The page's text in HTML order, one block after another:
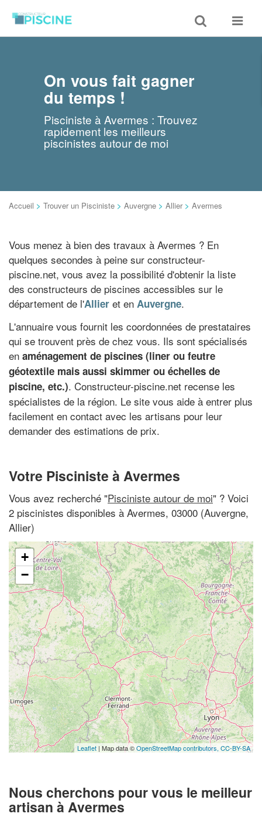
Toggle
search
Toggle
On vous fait gagner
du temps !
Pisciniste à Avermes : Trouvez
rapidement les meilleurs
piscinistes autour de moi
Accueil > Trouver un Pisciniste > Auvergne > Allier > Avermes
Vous menez à bien des travaux à Avermes ? En
quelques secondes à peine sur constructeur-
piscine.net, vous avez la possibilité d'obtenir la liste
des constructeurs de piscines accessibles sur le
département de l'Allier et en Auvergne.
L'annuaire vous fournit les coordonnées de prestataires
qui se trouvent près de chez vous. Ils sont spécialisés
en aménagement de piscines (liner ou feutre
géotextile mais aussi skimmer ou échelles de
piscine, etc.). Constructeur-piscine.net recense les
spécialistes de la région. Le site vous aide à entrer plus
facilement en contact avec les artisans pour leur
demander des estimations de prix.
Votre Pisciniste à Avermes
Vous avez recherché "Pisciniste autour de moi" ? Voici
2 piscinistes disponibles à Avermes, 03000 (Auvergne,
Allier)
+
−
Leaflet | Map data ©OpenStreetMap contributors, CC-BY-SA
Nous cherchons pour vous le meilleur
artisan à Avermes